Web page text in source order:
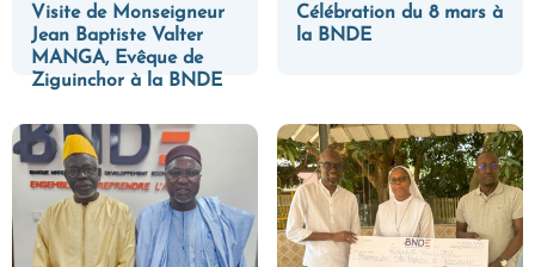
Visite de Monseigneur
Jean Baptiste Valter
MANGA, Evêque de
Ziguinchor à la BNDE
Célébration du 8 mars à
la BNDE